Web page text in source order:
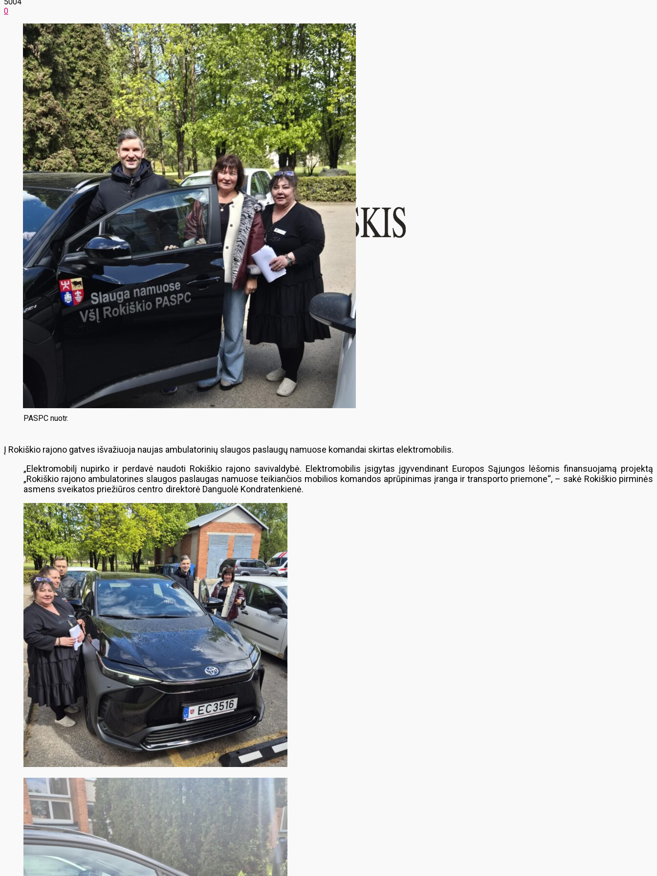
0
PASPC nuotr.
Į Rokiškio rajono gatves išvažiuoja naujas ambulatorinių slaugos paslaugų namuose komandai skirtas elektromobilis.
„Elektromobilį nupirko ir perdavė naudoti Rokiškio rajono savivaldybė. Elektromobilis įsigytas įgyvendinant Europos Sąjungos lėšomis finansuojamą projektą
„Rokiškio rajono ambulatorines slaugos paslaugas namuose teikiančios mobilios komandos aprūpinimas įranga ir transporto priemone“, – sakė Rokiškio pirminės
asmens sveikatos priežiūros centro direktorė Danguolė Kondratenkienė.